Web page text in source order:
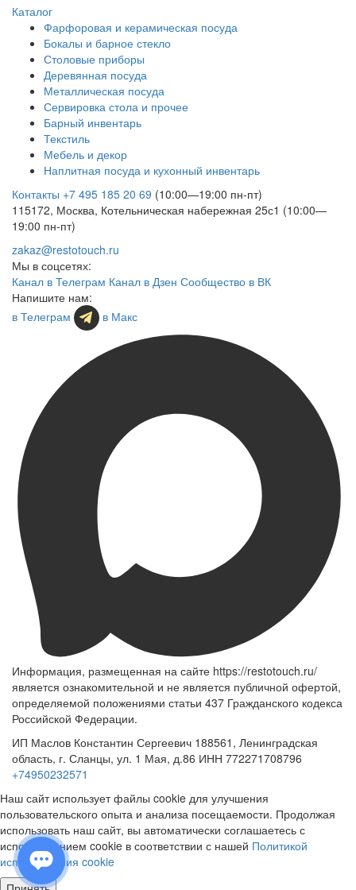
Каталог
Фарфоровая и керамическая посуда
Бокалы и барное стекло
Столовые приборы
Деревянная посуда
Металлическая посуда
Сервировка стола и прочее
Барный инвентарь
Текстиль
Мебель и декор
Наплитная посуда и кухонный инвентарь
Контакты +7 495 185 20 69 (10:00—19:00 пн-пт)
115172, Москва, Котельническая набережная 25с1 (10:00—
19:00 пн-пт)
zakaz@restotouch.ru
Мы в соцсетях:
Канал в Телеграм Канал в Дзен Сообщество в ВК
Напишите нам:
в Телеграм
в Макс
Информация, размещенная на сайте https://restotouch.ru/
является ознакомительной и не является публичной офертой,
определяемой положениями статьи 437 Гражданского кодекса
Российской Федерации.
ИП Маслов Константин Сергеевич 188561, Ленинградская
область, г. Сланцы, ул. 1 Мая, д.86 ИНН 772271708796
+74950232571
Наш сайт использует файлы cookie для улучшения
пользовательского опыта и анализа посещаемости. Продолжая
использовать наш сайт, вы автоматически соглашаетесь с
использованием cookie в соответствии с нашей Политикой
использования cookie